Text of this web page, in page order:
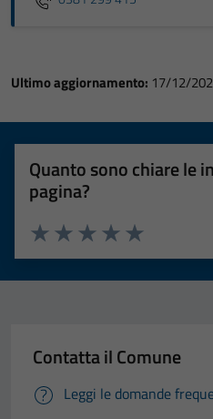
Ultimo aggiornamento: 17/12/
Quanto sono chiare le
pagina?
Valuta 5
Valuta 4 stelle su
Valuta 3 stelle su 5
Valuta 2 stelle su 5
Valuta 1 stelle su 5
Contatta il Comune
Leggi le domande